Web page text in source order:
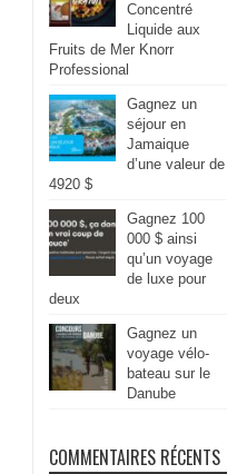
Concentré
Liquide aux
Fruits de Mer Knorr
Professional
Gagnez un
séjour en
Jamaique
d’une valeur de
4920 $
Gagnez 100
000 $ ainsi
qu’un voyage
de luxe pour
deux
Gagnez un
voyage vélo-
bateau sur le
Danube
COMMENTAIRES RÉCENTS